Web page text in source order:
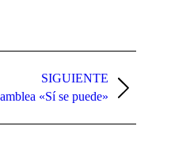
SIGUIENTE
«Sí se puede»